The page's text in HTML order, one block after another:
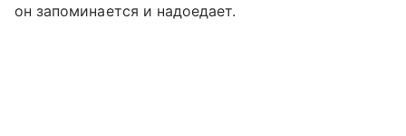
он запоминается и надоедает.